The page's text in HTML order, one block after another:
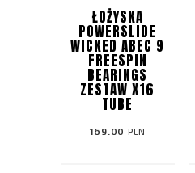
ŁOŻYSKA
POWERSLIDE
WICKED ABEC 9
FREESPIN
BEARINGS
ZESTAW X16
TUBE
169.00 PLN